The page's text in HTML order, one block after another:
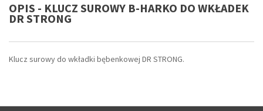
OPIS - KLUCZ SUROWY B-HARKO DO WKŁADEK
DR STRONG
Klucz surowy do wkładki bębenkowej DR STRONG.